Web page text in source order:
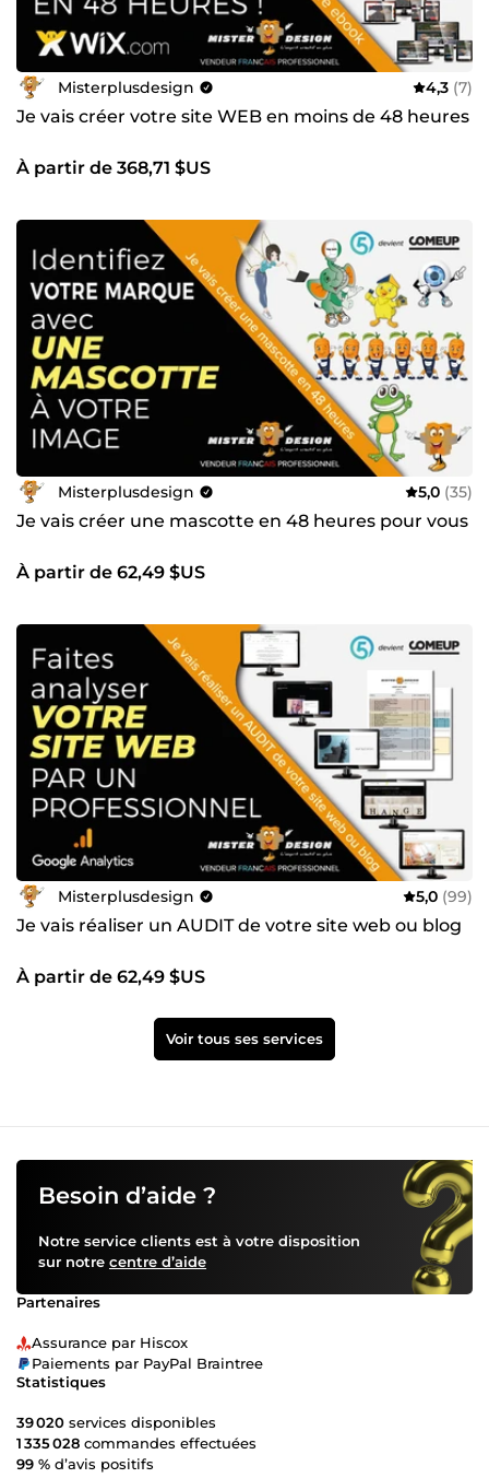
Misterplusdesign 4,3 (7)
Je vais créer votre site WEB en moins de 48 heures
À partir de 368,71 $US
Misterplusdesign 5,0 (35)
Je vais créer une mascotte en 48 heures pour vous
À partir de 62,49 $US
Misterplusdesign 5,0 (99)
Je vais réaliser un AUDIT de votre site web ou blog
À partir de 62,49 $US
Voir tous ses services
Besoin d’aide ?
Notre service clients est à votre disposition
sur notre centre d’aide
Partenaires
Assurance par Hiscox
Paiements par PayPal Braintree
Statistiques
39 020 services disponibles
1 335 028 commandes effectuées
99 % d’avis positifs